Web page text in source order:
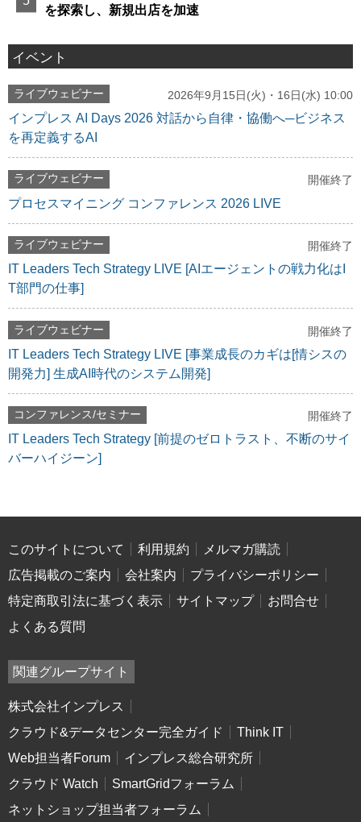
を探索し、新規出店を加速
イベント
ライブウェビナー 2026年9月15日(火)・16日(水) 10:00
インプレス AI Days 2026 対話から自律・協働へ─ビジネス
を再定義するAI
ライブウェビナー 開催終了
プロセスマイニング コンファレンス 2026 LIVE
ライブウェビナー 開催終了
IT Leaders Tech Strategy LIVE [AIエージェントの戦力化はI
T部門の仕事]
ライブウェビナー 開催終了
IT Leaders Tech Strategy LIVE [事業成長のカギは[情シスの
開発力] 生成AI時代のシステム開発]
コンファレンス/セミナー 開催終了
IT Leaders Tech Strategy [前提のゼロトラスト、不断のサイ
バーハイジーン]
このサイトについて 利用規約
メルマガ購読
広告掲載のご案内
会社案内
プライバシーポリシー
特定商取引法に基づく表示
サイトマップ
お問合せ
よくある質問
関連グループサイト
株式会社インプレス
クラウド&データセンター完全ガイド
Think IT
Web担当者Forum
インプレス総合研究所
クラウド Watch
SmartGridフォーラム
ネットショップ担当者フォーラム